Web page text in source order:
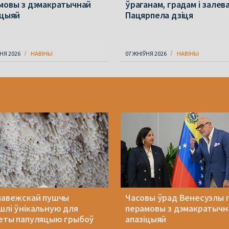
з дэмакратычнай
2026 НАВІНЫ
ўраганам, градам і
Пацярпела дзіця
07 ЖНІЎНЯ 2026 НАВІНЫ
пушчы
ўнікальную для
папуляцыю грыбоў
Часовы ўрад Венесуэлы
перамовы з
апазіцыяй